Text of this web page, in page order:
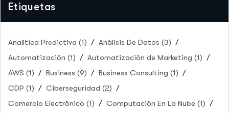
Etiquetas
Analítica Predictiva (1) Análisis De Datos (3)
Automatización (1) Automatización de Marketing (1)
AWS (1) Business (9) Business Consulting (1)
CDP (1) Ciberseguridad (2)
Comercio Electrónico (1) Computación En La Nube (1)